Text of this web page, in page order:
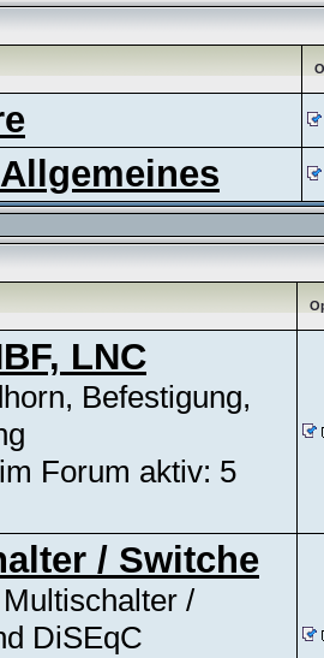
LNC
Befestigung,
Forum aktiv: 5
/ Switche
/
DiSEqC